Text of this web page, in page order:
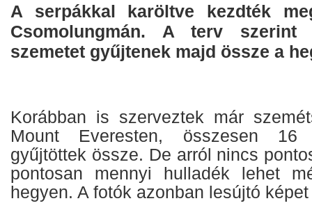
A serpákkal karöltve kezdték
Csomolungmán. A terv
szemetet gyűjtenek majd össze a
Korábban is szerveztek már
Mount Everesten, összesen 16
gyűjtöttek össze. De arról nincs
pontosan mennyi hulladék lehet
hegyen. A fotók azonban lesújtó